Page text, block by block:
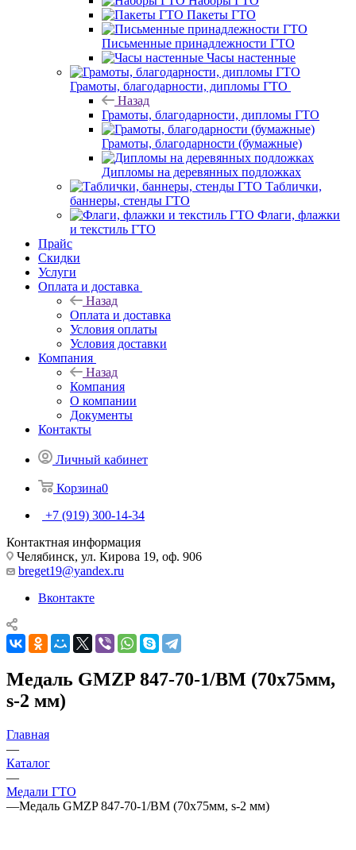
Пакеты ГТО
Письменные принадлежности ГТО
Часы настенные
Грамоты, благодарности, дипломы ГТО
Назад
Грамоты, благодарности, дипломы ГТО
Грамоты, благодарности (бумажные)
Дипломы на деревянных подложках
Таблички,
баннеры, стенды ГТО
Флаги, флажки
и текстиль ГТО
Прайс
Скидки
Услуги
Оплата и доставка
Назад
Оплата и доставка
Условия оплаты
Условия доставки
Компания
Назад
Компания
О компании
Документы
Контакты
Личный кабинет
Корзина0
+7 (919) 300-14-34
Контактная информация
Челябинск, ул. Кирова 19, оф. 906
breget19@yandex.ru
Вконтакте
Медаль GMZP 847-70-1/ВМ (70х75мм,
s-2 мм)
Главная
—
Каталог
—
Медали ГТО
—Медаль GMZP 847-70-1/ВМ (70х75мм, s-2 мм)